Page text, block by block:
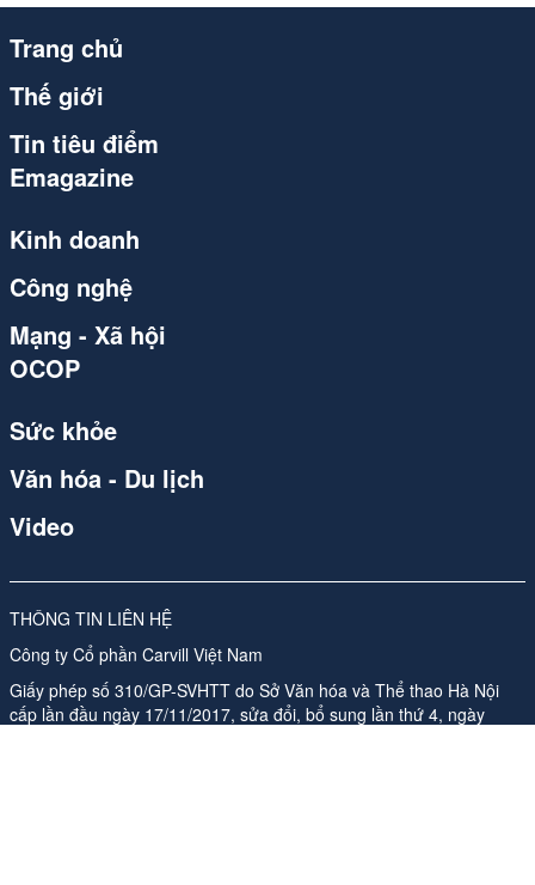
THÔNG TIN LIÊN HỆ
Công ty Cổ phần Carvill Việt Nam
Giấy phép số 310/GP-SVHTT do Sở Văn hóa và Thể thao Hà Nội
cấp lần đầu ngày 17/11/2017, sửa đổi, bổ sung lần thứ 4, ngày
Trang chủ
Thế giới
Tin tiêu điểm
Emagazine
Kinh doanh
Công nghệ
Mạng - Xã hội
OCOP
Sức khỏe
Văn hóa - Du lịch
Video